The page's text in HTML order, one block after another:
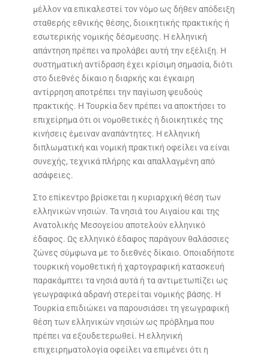
μέλλον να επικαλεστεί τον νόμο ως δήθεν απόδειξη
σταθερής εθνικής θέσης, διοικητικής πρακτικής ή
εσωτερικής νομικής δέσμευσης. Η ελληνική
απάντηση πρέπει να προλάβει αυτή την εξέλιξη. Η
συστηματική αντίδραση έχει κρίσιμη σημασία, διότι
στο διεθνές δίκαιο η διαρκής και έγκαιρη
αντίρρηση αποτρέπει την παγίωση ψευδούς
πρακτικής. Η Τουρκία δεν πρέπει να αποκτήσει το
επιχείρημα ότι οι νομοθετικές ή διοικητικές της
κινήσεις έμειναν αναπάντητες. Η ελληνική
διπλωματική και νομική πρακτική οφείλει να είναι
συνεχής, τεχνικά πλήρης και απαλλαγμένη από
ασάφειες.
Στο επίκεντρο βρίσκεται η κυριαρχική θέση των
ελληνικών νησιών. Τα νησιά του Αιγαίου και της
Ανατολικής Μεσογείου αποτελούν ελληνικό
έδαφος. Ως ελληνικό έδαφος παράγουν θαλάσσιες
ζώνες σύμφωνα με το διεθνές δίκαιο. Οποιαδήποτε
τουρκική νομοθετική ή χαρτογραφική κατασκευή
παρακάμπτει τα νησιά αυτά ή τα αντιμετωπίζει ως
γεωγραφικά αδρανή στερείται νομικής βάσης. Η
Τουρκία επιδιώκει να παρουσιάσει τη γεωγραφική
θέση των ελληνικών νησιών ως πρόβλημα που
πρέπει να εξουδετερωθεί. Η ελληνική
επιχειρηματολογία οφείλει να επιμένει ότι η